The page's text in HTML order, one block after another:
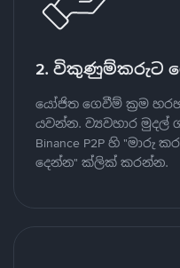
2. විකුණුම්කරුට
යෝජිත ගෙවීම් ක්‍රම
යවන්න. ව්‍යවහාර
Binance P2P හි
දෙන්න" ක්ලික් කරන්න.